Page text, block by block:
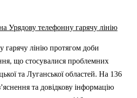
Урядову телефонну гарячу лінію
гарячу лінію протягом доби
що стосувалися проблемних
та Луганської областей. На 136
та довідкову інформацію